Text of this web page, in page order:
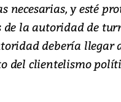
necesarias, y esté
de la autoridad de
debería llegar
del clientelismo